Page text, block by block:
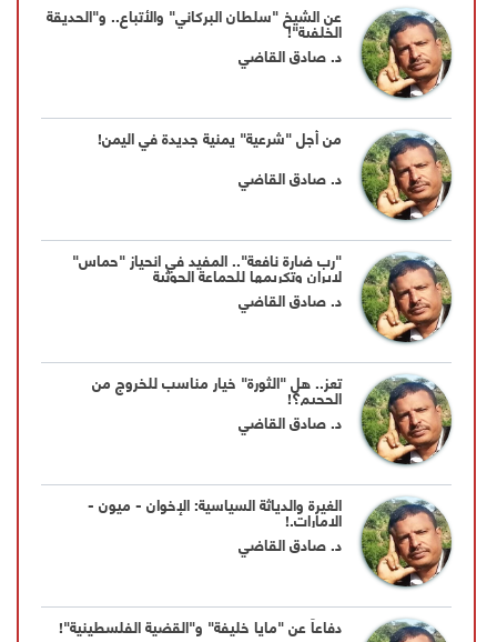
عن الشيخ "سلطان البركاني" والأتباع.. و"الحديقة
الخلفية"!
د. صادق القاضي
من أجل "شرعية" يمنية جديدة في اليمن!
د. صادق القاضي
"رب ضارة نافعة".. المفيد في انحياز "حماس"
لإيران وتكريمها للجماعة الحوثية
د. صادق القاضي
تعز.. هل "الثورة" خيار مناسب للخروج من
الجحيم؟!
د. صادق القاضي
الغيرة والدياثة السياسية: الإخوان - ميون -
الإمارات.!
د. صادق القاضي
دفاعاً عن "مايا خليفة" و"القضية الفلسطينية"!